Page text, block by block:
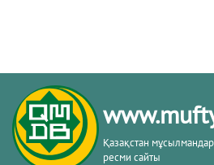
Қазақстан
ресми сайты